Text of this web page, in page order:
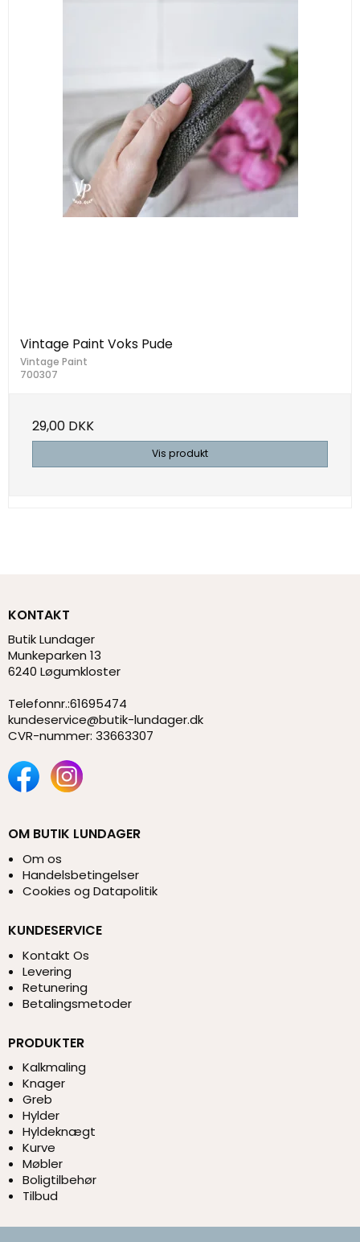
Vintage Paint Voks Pude
Vintage Paint
700307
29,00 DKK
Vis produkt
KONTAKT
Butik Lundager
Munkeparken 13
6240 Løgumkloster
Telefonnr.:61695474
kundeservice@butik-lundager.dk
CVR-nummer: 33663307
OM BUTIK LUNDAGER
Om os
Handelsbetingelser
Cookies og Datapolitik
KUNDESERVICE
Kontakt Os
Levering
Retunering
Betalingsmetoder
PRODUKTER
Kalkmaling
Knager
Greb
Hylder
Hyldeknægt
Kurve
Møbler
Boligtilbehør
Tilbud